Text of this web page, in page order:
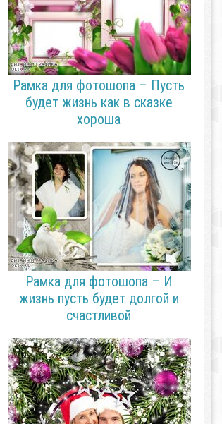
Рамка для фотошопа – Пусть
будет жизнь как в сказке
хороша
Рамка для фотошопа – И
жизнь пусть будет долгой и
счастливой